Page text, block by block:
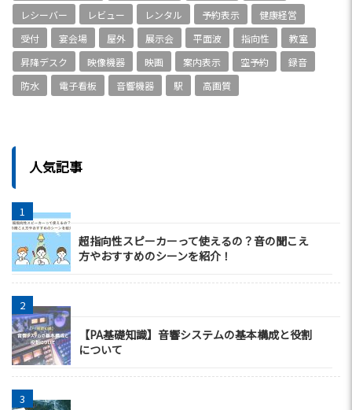
レシーバー
レビュー レンタル 予約表示
健康経営
受付
宴会場 屋外 展示会 平面波 指向性
教室
昇降デスク
映像機器 映画 案内表示 空予約
録音
防水
電子看板 音響機器 駅 高画質
人気記事
超指向性スピーカーって使えるの？音の聞こえ
方やおすすめのシーンを紹介！
【PA基礎知識】音響システムの基本構成と役割
について